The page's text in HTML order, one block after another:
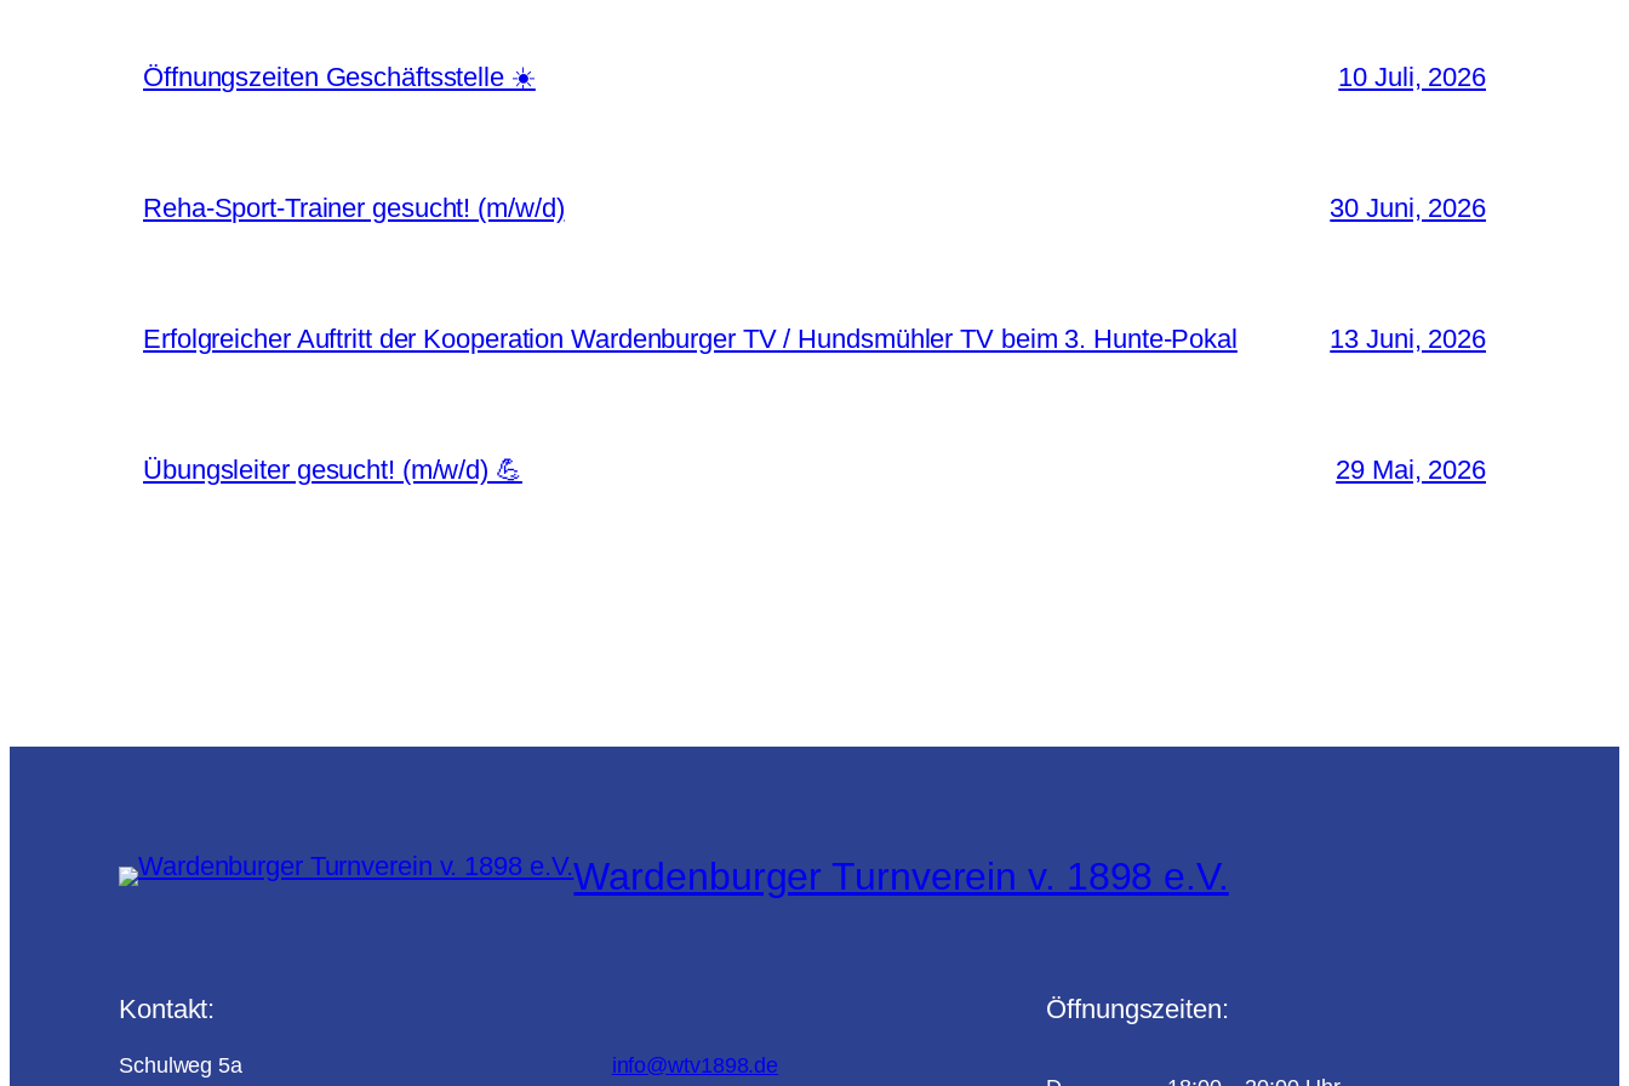
Öffnungszeiten Geschäftsstelle ☀️ 10 Juli, 2026
Reha-Sport-Trainer gesucht! (m/w/d) 30 Juni, 2026
Erfolgreicher Auftritt der Kooperation Wardenburger TV / Hundsmühler TV beim 3. Hunte-Pokal 13 Juni, 2026
Übungsleiter gesucht! (m/w/d) 💪 29 Mai, 2026
Wardenburger Turnverein v. 1898 e.V.
Kontakt:
Schulweg 5a
info@wtv1898.de
Öffnungszeiten: